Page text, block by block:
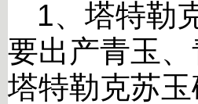
1、塔特勒
要出产青玉
塔特勒克苏